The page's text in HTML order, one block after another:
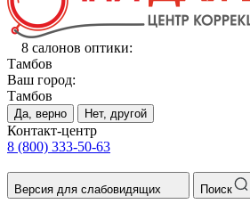
8 салонов оптики:
Тамбов
Ваш город:
Тамбов
Да, верно Нет, другой
Контакт-центр
8 (800) 333-50-63
Версия для слабовидящих Поиск